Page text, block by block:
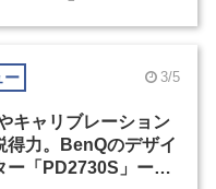
ー 3/5
キャリブレーション
得力。BenQのデザイ
ー「PD2730S」ー松